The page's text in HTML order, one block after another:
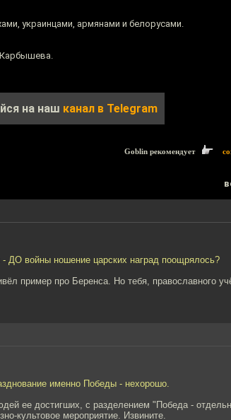
украинцами, армянами и белорусами.
Карбышева.
на наш канал в Telegram
Goblin рекомендует
ДО войны ношение царских наград поощрялось?
пример про Беренса. Но тебя, православного
именно Победы - нехорошо.
ее достигших, с разделением "Победа -
культовое мероприятие. Извините.